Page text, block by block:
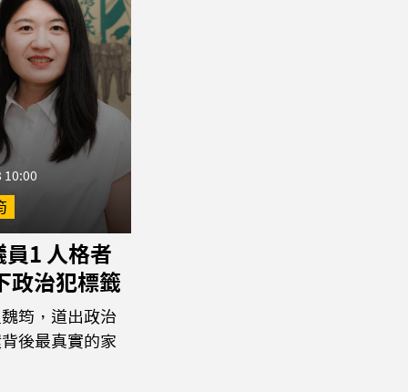
10:00
員1 人格者
政治犯標籤
筠，道出政治
後最真實的家